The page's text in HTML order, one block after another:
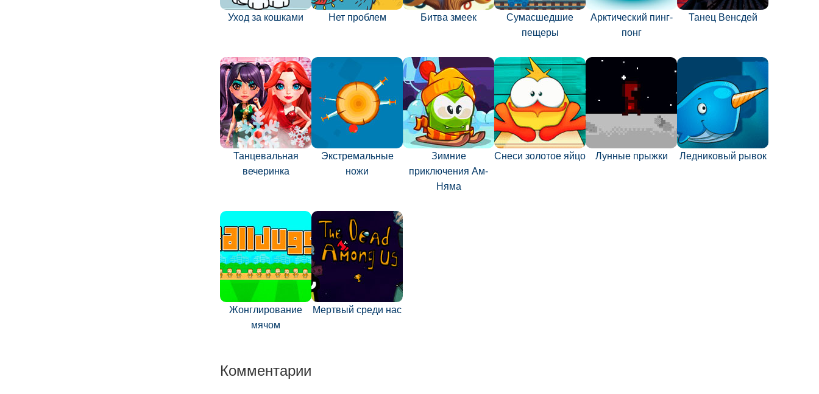
Уход за кошками Нет проблем Битва змеек
Сумасшедшие
пещеры
Арктический пинг-
понг
Танец Венсдей
Танцевальная
вечеринка
Экстремальные
ножи
Зимние
приключения Ам-
Няма
Снеси золотое яйцо Лунные прыжки Ледниковый рывок
Жонглирование
мячом
Мертвый среди нас
Комментарии